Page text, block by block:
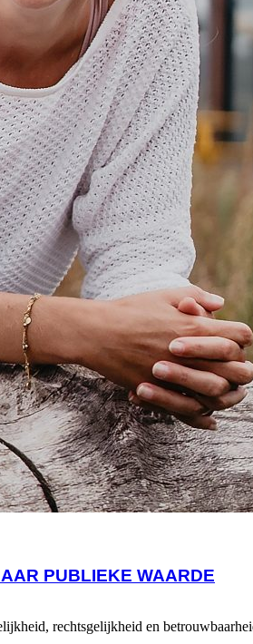
PUBLIEKE WAARDE
rechtsgelijkheid en